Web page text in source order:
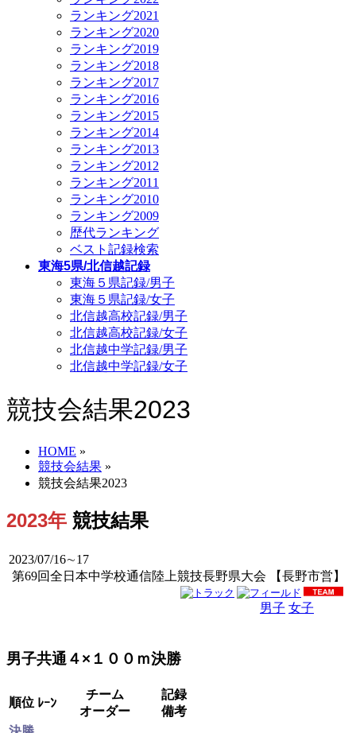
ランキング2021
ランキング2020
ランキング2019
ランキング2018
ランキング2017
ランキング2016
ランキング2015
ランキング2014
ランキング2013
ランキング2012
ランキング2011
ランキング2010
ランキング2009
歴代ランキング
ベスト記録検索
東海5県/北信越記録
東海５県記録/男子
東海５県記録/女子
北信越高校記録/男子
北信越高校記録/女子
北信越中学記録/男子
北信越中学記録/女子
競技会結果2023
HOME »
競技会結果 »
競技会結果2023
2023年 競技結果
2023/07/16∼17
第69回全日本中学校通信陸上競技長野県大会 【長野市営】
男子 女子
男子共通４×１００ｍ決勝
順位 ﾚｰﾝ
チーム
オーダー
記録
備考